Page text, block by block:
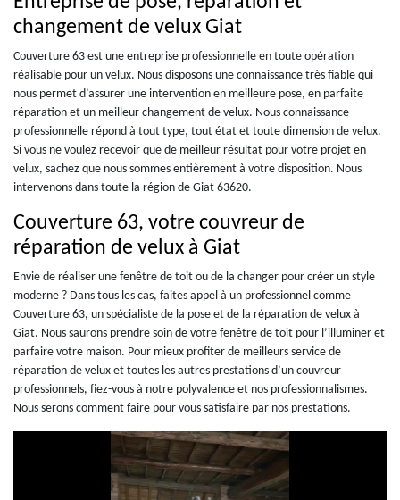
changement de velux Giat
Couverture 63 est une entreprise professionnelle en toute opération
réalisable pour un velux. Nous disposons une connaissance très fiable qui
nous permet d’assurer une intervention en meilleure pose, en parfaite
réparation et un meilleur changement de velux. Nous connaissance
professionnelle répond à tout type, tout état et toute dimension de velux.
Si vous ne voulez recevoir que de meilleur résultat pour votre projet en
velux, sachez que nous sommes entièrement à votre disposition. Nous
intervenons dans toute la région de Giat 63620.
Couverture 63, votre couvreur de
réparation de velux à Giat
Envie de réaliser une fenêtre de toit ou de la changer pour créer un style
moderne ? Dans tous les cas, faites appel à un professionnel comme
Couverture 63, un spécialiste de la pose et de la réparation de velux à
Giat. Nous saurons prendre soin de votre fenêtre de toit pour l’illuminer et
parfaire votre maison. Pour mieux profiter de meilleurs service de
réparation de velux et toutes les autres prestations d’un couvreur
professionnels, fiez-vous à notre polyvalence et nos professionnalismes.
Nous serons comment faire pour vous satisfaire par nos prestations.